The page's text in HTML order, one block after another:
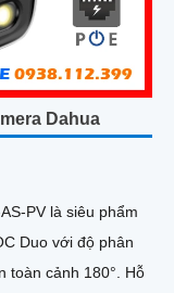
Dahua
PV là siêu phẩm
Duo với độ phân
cảnh 180°. Hỗ